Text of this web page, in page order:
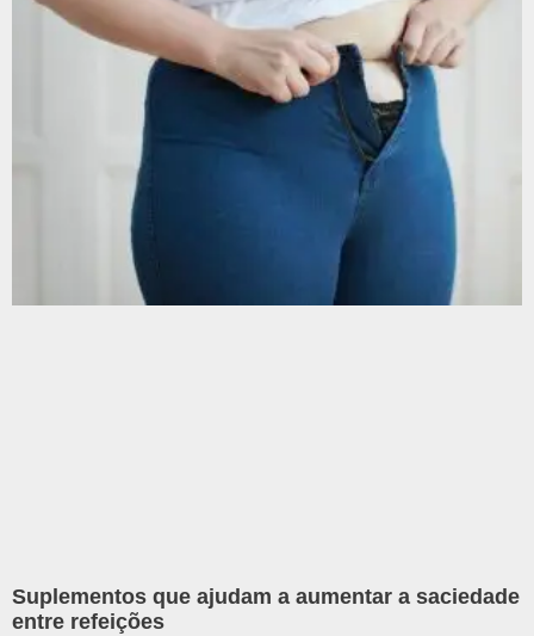
Suplementos que ajudam a aumentar a saciedade
entre refeições